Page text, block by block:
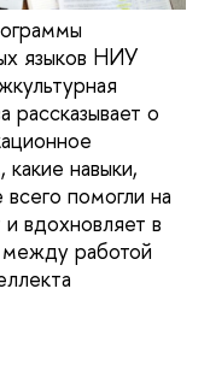
языков НИУ
рассказывает о
навыки,
помогли на
вдохновляет в
между работой